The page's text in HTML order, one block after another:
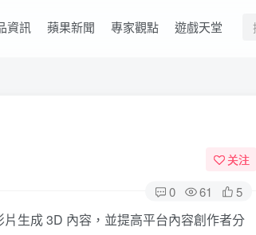
資訊 蘋果新聞 專家觀點 遊戲天堂
关注
0 61 5
生成 3D 內容，並提高平台內容創作者分